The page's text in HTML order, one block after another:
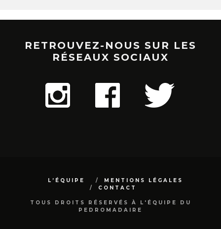
RETROUVEZ-NOUS SUR LES
RÉSEAUX SOCIAUX
L’ÉQUIPE
MENTIONS LÉGALES
CONTACT
TOUS DROITS RÉSERVÉS À L'ÉQUIPE DU
PEDROMADAIRE